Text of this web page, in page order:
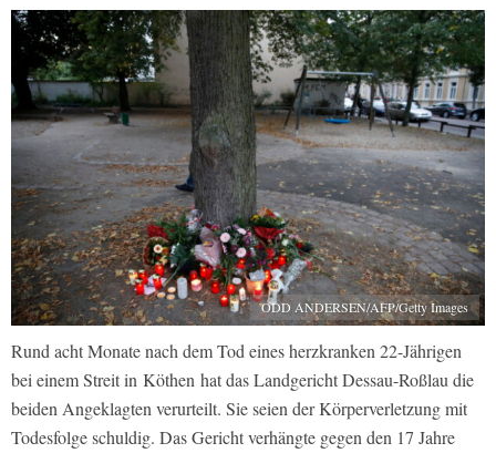
ODD ANDERSEN/AFP/Getty Images
Rund acht Monate nach dem Tod eines herzkranken 22-Jährigen
bei einem Streit in Köthen hat das Landgericht Dessau-Roßlau die
beiden Angeklagten verurteilt. Sie seien der Körperverletzung mit
Todesfolge schuldig. Das Gericht verhängte gegen den 17 Jahre